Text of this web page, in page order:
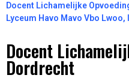
Docent Lichamelijke
Lyceum Havo Mavo Vbo
Docent
Dordrecht